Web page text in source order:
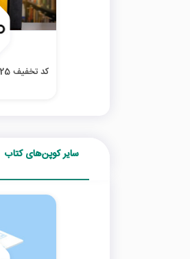
سایر کوپن‌های کتاب